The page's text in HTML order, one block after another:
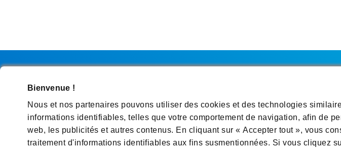
Bienvenue !
Nous et nos partenaires pouvons utiliser des cookies et des technologies
informations identifiables, telles que votre comportement de navigation, afin de
web, les publicités et autres contenus. En cliquant sur « Accepter tout », vous
traitement d'informations identifiables aux fins susmentionnées. Si vous cliquez
Nous contacter Politique de protection des donnéesInformations
Préférences en matière de cookiesSitemap
Rejoignez-nous sur les réseaux